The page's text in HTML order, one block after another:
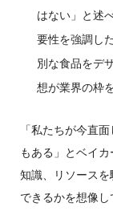
はない」と述
要性を強調し
別な食品をデ
想が業界の枠
「私たちが今直
もある」とベイ
知識、リソース
できるかを想像